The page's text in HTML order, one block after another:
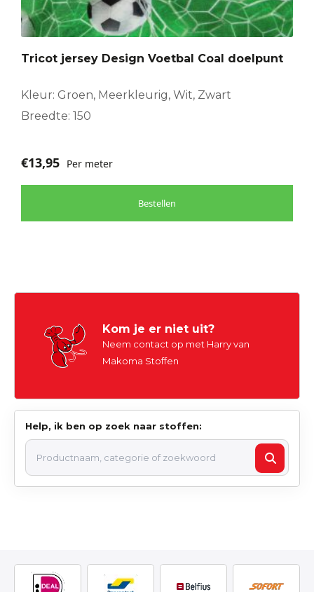
Tricot jersey Design Voetbal Coal doelpunt
Kleur: Groen, Meerkleurig, Wit, Zwart
Breedte: 150
€13,95 Per meter
Bestellen
Kom je er niet uit?
Neem contact op met Harry van
Makoma Stoffen
Help, ik ben op zoek naar stoffen: